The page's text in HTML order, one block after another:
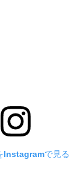
Instagramで見る